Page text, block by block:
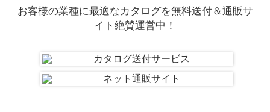
お客様の業種に最適なカタログを無料送付＆通販サ
イト絶賛運営中！